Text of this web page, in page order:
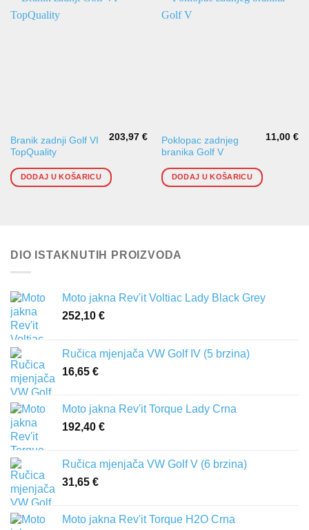
Branik zadnji Golf VI
TopQuality
203,97€
DODAJ U KOŠARICU
Poklopac zadnjeg
branika Golf V
11,00€
DODAJ U KOŠARICU
DIO ISTAKNUTIH PROIZVODA
Moto jakna Rev'it Voltiac Lady Black Grey
252,10 €
Ručica mjenjača VW Golf IV (5 brzina)
16,65 €
Moto jakna Rev'it Torque Lady Crna
192,40 €
Ručica mjenjača VW Golf V (6 brzina)
31,65 €
Moto jakna Rev'it Torque H2O Crna